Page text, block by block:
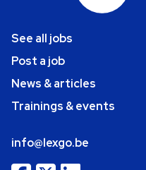
See all jobs
Post a job
News & articles
Trainings & events
info@lexgo.be